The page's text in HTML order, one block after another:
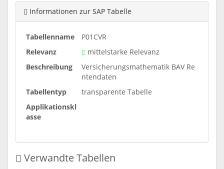
Informationen zur SAP Tabelle
Tabellenname
P01CVR
Relevanz
mittelstarke Relevanz
Beschreibung
Versicherungsmathematik BAV Re
ntendaten
Tabellentyp
transparente Tabelle
Applikationskl
asse
Verwandte Tabellen